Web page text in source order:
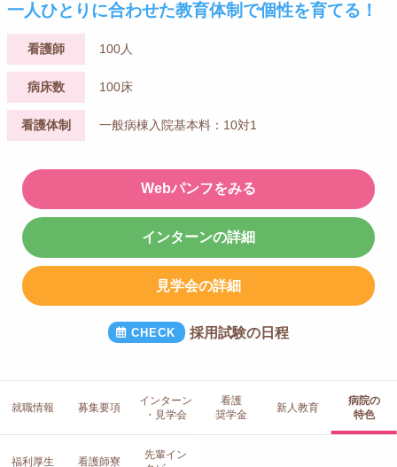
一人ひとりに合わせた教育体制で個性を育てる！
看護師 100人
病床数 100床
看護体制 一般病棟入院基本料：10対1
Webパンフをみる
インターンの詳細
見学会の詳細
採用試験の日程
就職情報 募集要項
インターン
・見学会
看護
奨学金
新人教育
病院の
特色
福利厚生 看護師寮
先輩イン